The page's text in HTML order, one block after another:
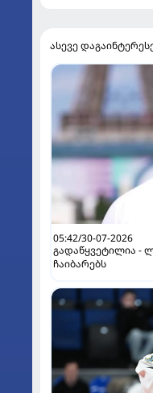
ასევე
05:42/30-07-2026
გადაწყვეტილია -
ჩაიბარებს